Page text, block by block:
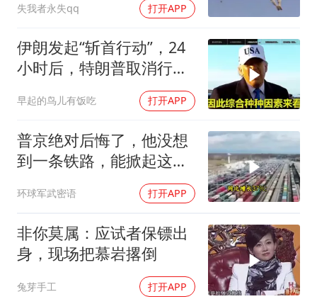
U17国足1分钟轰2球
外交部发言人就广岛核爆81周年等答记者问
奋进开新局 实干挑大梁
失我者永失qq 打开APP
伊朗发起“斩首行动”，24
小时后，特朗普取消行
早起的鸟儿有饭吃 打开APP
普京绝对后悔了，他没想
到一条铁路，能掀起这么
大的风浪，中亚格局彻底
改写
环球军武密语 打开APP
非你莫属：应试者保镖出
身，现场把慕岩撂倒
兔芽手工 打开APP